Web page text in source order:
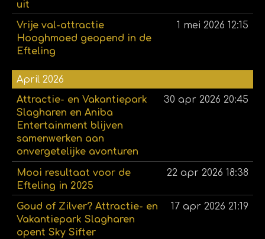
uit
Vrije val-attractie
Hooghmoed geopend in de
Efteling
1 mei 2026 12:15
April 2026
Attractie- en Vakantiepark
Slagharen en Aniba
Entertainment blijven
samenwerken aan
onvergetelijke avonturen
30 apr 2026 20:45
Mooi resultaat voor de
Efteling in 2025
22 apr 2026 18:38
Goud of Zilver? Attractie- en
Vakantiepark Slagharen
opent Sky Sifter
17 apr 2026 21:19